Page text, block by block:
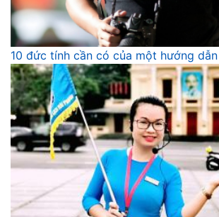
10 đức tính cần có của một hướng